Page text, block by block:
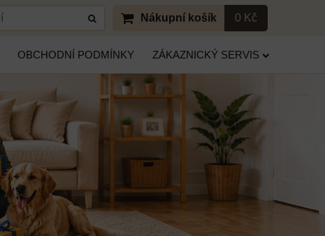
Nákupní košík 0 Kč
OBCHODNÍ PODMÍNKY ZÁKAZNICKÝ SERVIS